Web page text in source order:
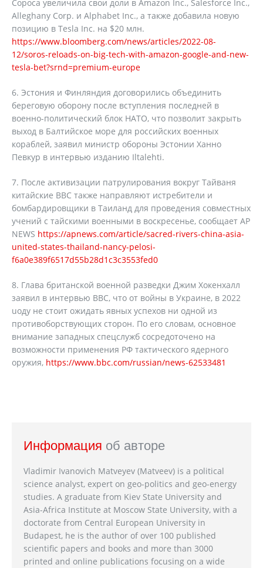
Сороса увеличила свои доли в Amazon Inc., Salesforce Inc.,
Alleghany Corp. и Alphabet Inc., а также добавила новую
позицию в Tesla Inc. на $20 млн.
https://www.bloomberg.com/news/articles/2022-08-
12/soros-reloads-on-big-tech-with-amazon-google-and-new-
tesla-bet?srnd=premium-europe
6. Эстония и Финляндия договорились объединить
береговую оборону после вступления последней в
военно-политический блок НАТО, что позволит закрыть
выход в Балтийское море для российских военных
кораблей, заявил министр обороны Эстонии Ханно
Певкур в интервью изданию Iltalehti.
7. После активизации патрулирования вокруг Тайваня
китайские ВВС также направляют истребители и
бомбардировщики в Таиланд для проведения совместных
учений с тайскими военными в воскресенье, сообщает AP
NEWS https://apnews.com/article/sacred-rivers-china-asia-
united-states-thailand-nancy-pelosi-
f6a0e389f6517d55b28d1c3c3553fed0
8. Глава британской военной разведки Джим Хокенхалл
заявил в интервью BBC, что от войны в Украине, в 2022
uоду не стоит ожидать явных успехов ни одной из
противоборствующих сторон. По его словам, основное
внимание западных спецслужб сосредоточено на
возможности применения РФ тактического ядерного
оружия, https://www.bbc.com/russian/news-62533481
Информация об авторе
Vladimir Ivanovich Matveyev (Matveev) is a political
science analyst, expert on geo-politics and geo-energy
studies. A graduate from Kiev State University and
Asia-Africa Institute at Moscow State University, with a
doctorate from Central European University in
Budapest, he is the author of over 100 published
scientific papers and books and more than 3000
printed and online publications focusing on a wide